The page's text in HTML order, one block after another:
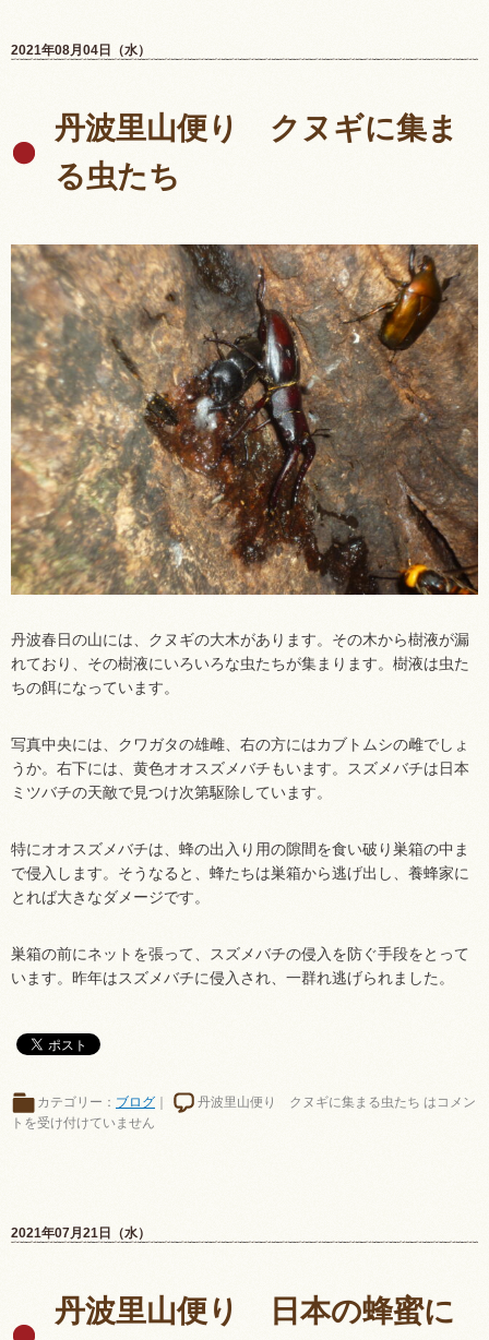
2021年08月04日（水）
丹波里山便り クヌギに集ま
る虫たち
丹波春日の山には、クヌギの大木があります。その木から樹液が漏
れており、その樹液にいろいろな虫たちが集まります。樹液は虫た
ちの餌になっています。
写真中央には、クワガタの雄雌、右の方にはカブトムシの雌でしょ
うか。右下には、黄色オオスズメバチもいます。スズメバチは日本
ミツバチの天敵で見つけ次第駆除しています。
特にオオスズメバチは、蜂の出入り用の隙間を食い破り巣箱の中ま
で侵入します。そうなると、蜂たちは巣箱から逃げ出し、養蜂家に
とれば大きなダメージです。
巣箱の前にネットを張って、スズメバチの侵入を防ぐ手段をとって
います。昨年はスズメバチに侵入され、一群れ逃げられました。
カテゴリー： ブログ 丹波里山便り クヌギに集まる虫たち は コメン
トを受け付けていません
2021年07月21日（水）
丹波里山便り 日本の蜂蜜に